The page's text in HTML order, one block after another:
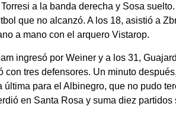
a la banda derecha y Sosa
que no alcanzó. A los 18, asistió a
a mano con el arquero Vistarop.
ingresó por Weiner y a los 31,
con tres defensores. Un minuto
última para el Albinegro, que no pudo
en Santa Rosa y suma diez